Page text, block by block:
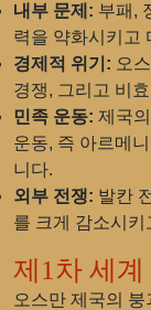
내부 문제: 부패,
력을 약화시키고
경제적 위기: 오
경쟁, 그리고 비
민족 운동: 제국
운동, 즉 아르메
니다.
외부 전쟁: 발칸
를 크게 감소시
제1차 세계
오스만 제국의